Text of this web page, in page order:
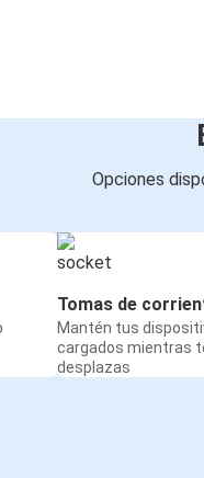
Opciones
Tomas de
Mantén tus
cargados mientras
desplazas